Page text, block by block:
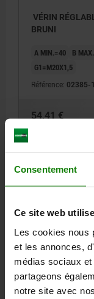
Consentement
Ce site web
Les cookies nous
et les annonces,
médias sociaux
partageons
notre site avec
VÉRIN
BRUNI
A MIN.=40 B
G1=M20X1,5
Référence: 02385-
54,41 €
02385
VÉRIN
BRUNI